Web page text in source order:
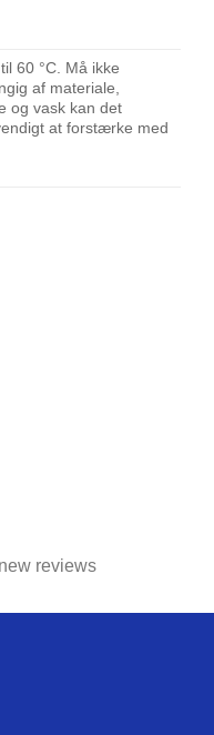
60 °C. Må ikke
af materiale,
og vask kan det
at forstærke med
reviews